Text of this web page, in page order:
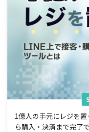
1億人の手元にレジを
ら購入・決済まで完了